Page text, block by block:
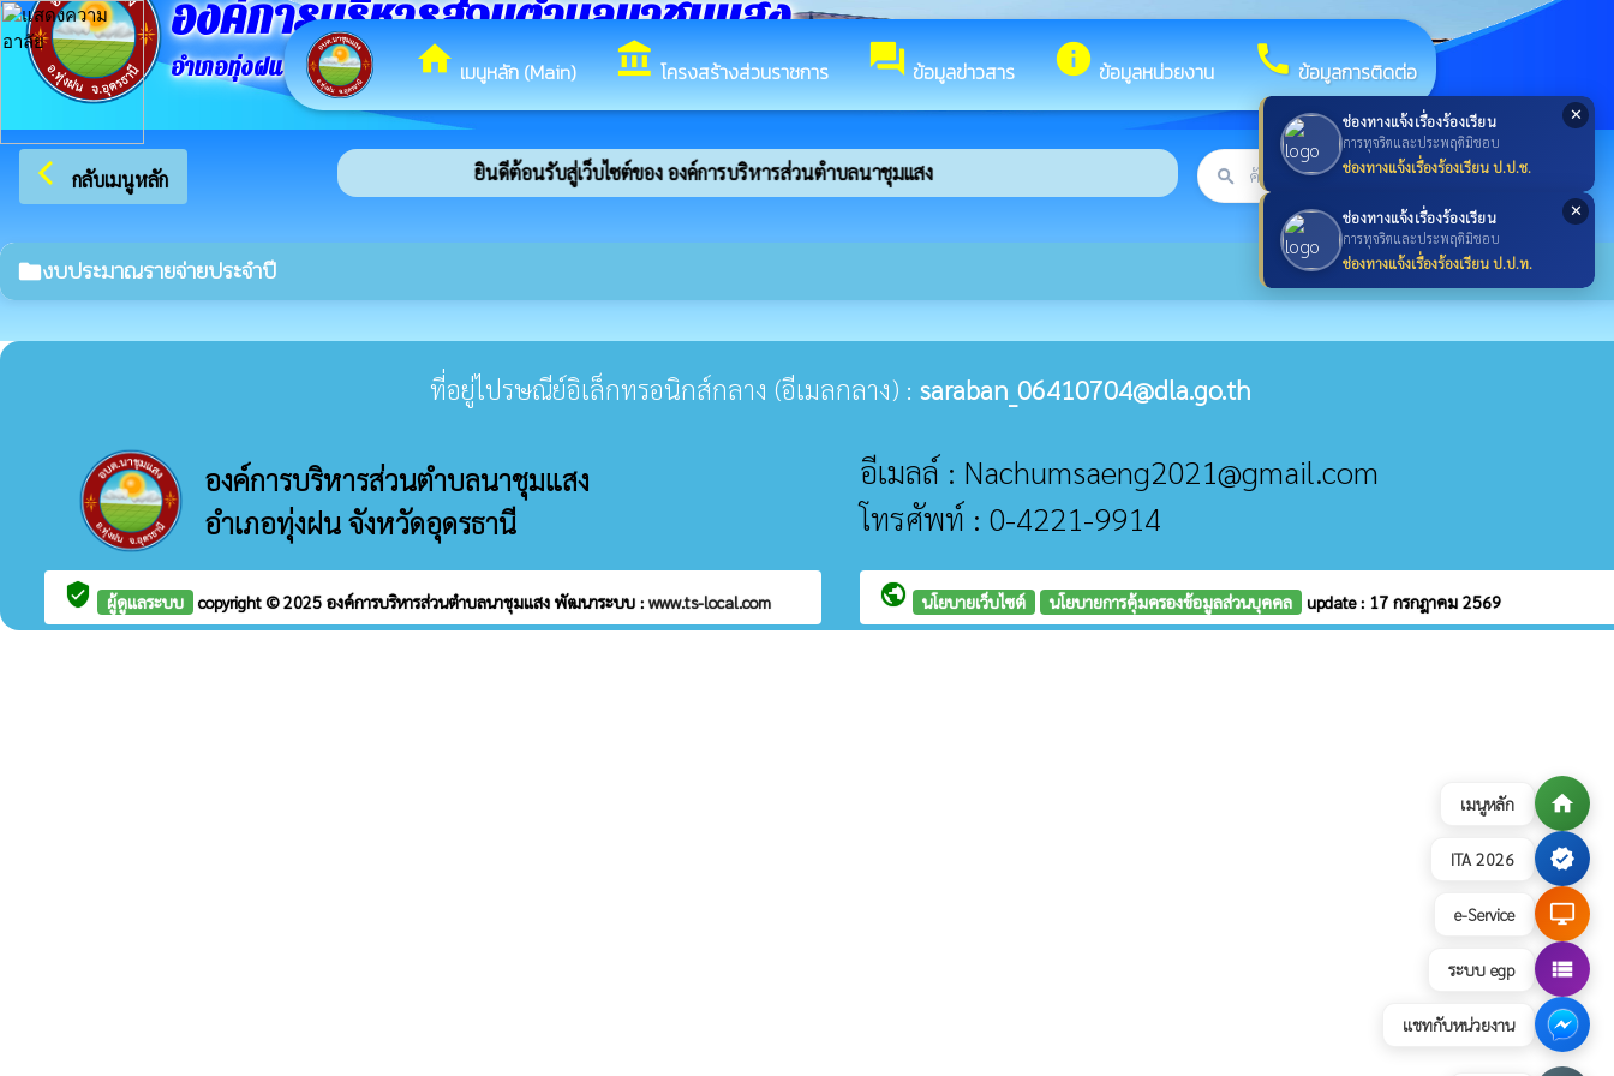
เมนูหลัก home
ITA 2026 verified
e-Service desktop_windows
ระบบ egp view_list
แชทกับหน่วยงาน
✕
ช่องทางแจ้งเรื่องร้องเรียน
การทุจริตและประพฤติมิชอบ
ช่องทางแจ้งเรื่องร้องเรียน ป.ป.ช.
✕
ช่องทางแจ้งเรื่องร้องเรียน
การทุจริตและประพฤติมิชอบ
ช่องทางแจ้งเรื่องร้องเรียน ป.ป.ท.
homeเมนูหลัก (Main) account_balanceโครงสร้างส่วนราชการ forumข้อมูลข่าวสาร infoข้อมูลหน่วยงาน callข้อมูลการติดต่อ
องค์การบริหารส่วนตำบลนาชุมแสง
อำเภอทุ่งฝน จังหวัดอุดรธานี
arrow_back_ios กลับเมนูหลัก ยินดีต้อนรับสู่เว็บไซต์ของ องค์การบริหารส่วนตำบลนาชุมแสง search searchค้นหา
folderงบประมาณรายจ่ายประจำปี
ที่อยู่ไปรษณีย์อิเล็กทรอนิกส์กลาง (อีเมลกลาง) : saraban_06410704@dla.go.th
องค์การบริหารส่วนตำบลนาชุมแสง
อำเภอทุ่งฝน จังหวัดอุดรธานี
อีเมลล์ : Nachumsaeng2021@gmail.com
โทรศัพท์ : 0-4221-9914
verified_user ผู้ดูแลระบบ copyright © 2025 องค์การบริหารส่วนตำบลนาชุมแสง พัฒนาระบบ : www.ts-local.com public นโยบายเว็บไซต์ นโยบายการคุ้มครองข้อมูลส่วนบุคคล update : 17 กรกฎาคม 2569